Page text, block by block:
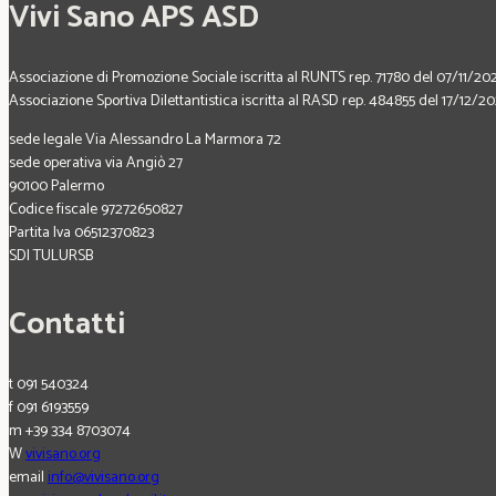
Vivi Sano APS ASD
Associazione di Promozione Sociale iscritta al RUNTS rep. 71780 del 07/11/
Associazione Sportiva Dilettantistica iscritta al RASD rep. 484855 del 17/12/
sede legale Via Alessandro La Marmora 72
sede operativa via Angiò 27
90100 Palermo
Codice fiscale 97272650827
Partita Iva 06512370823
SDI TULURSB
Contatti
t 091 540324
f 091 6193559
m +39 334 8703074
Wvivisano.org
emailinfo@vivisano.org